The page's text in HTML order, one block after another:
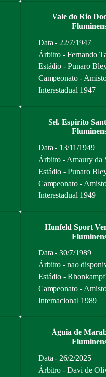
Vale do Rio
Data - 22/7/1947
Árbitro - Fernando
Estádio - Punaro
Campeonato -
Interestadual 1947
Sel. Espirito
Data - 13/11/1949
Árbitro - Amaury da
Estádio - Punaro
Campeonato -
Interestadual 1949
Hunfeld Sport
Data - 30/7/1989
Árbitro - nao
Estádio -
Campeonato -
Internacional 1989
Águia de
Data - 26/2/2025
Árbitro - Davi de